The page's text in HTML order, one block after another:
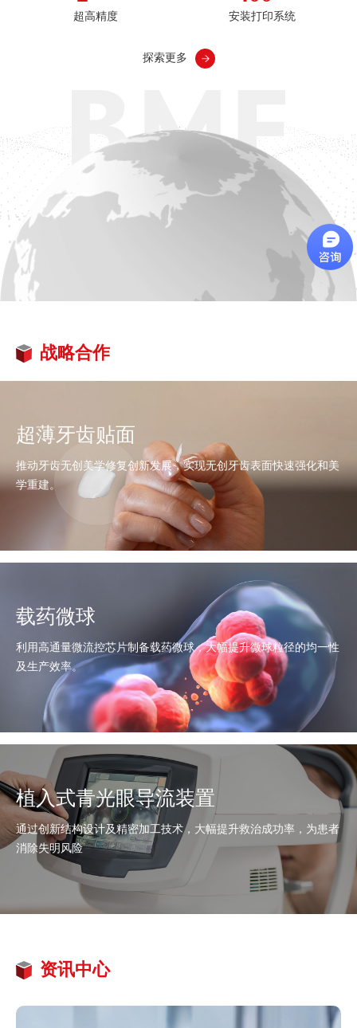
超高精度 安装打印系统
探索更多
战略合作
超薄牙齿贴面
推动牙齿无创美学修复创新发展，实现无创牙齿表面快速强化和美
学重建。
载药微球
利用高通量微流控芯片制备载药微球，大幅提升微球粒径的均一性
及生产效率。
植入式青光眼导流装置
通过创新结构设计及精密加工技术，大幅提升救治成功率，为患者
消除失明风险
资讯中心